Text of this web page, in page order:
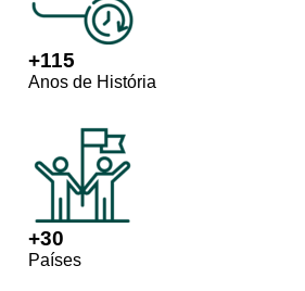
+115
Anos de História
+30
Países